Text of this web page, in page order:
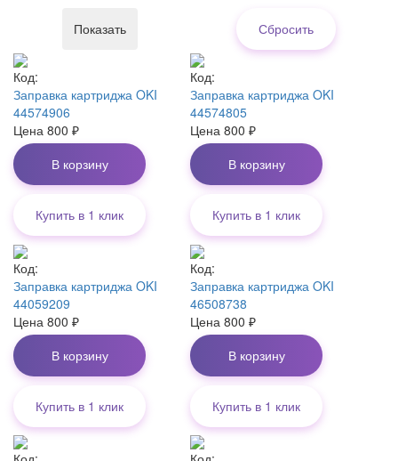
Код:
Заправка картриджа OKI
44574906
Цена 800 ₽
В корзину
Купить в 1 клик
Код:
Заправка картриджа OKI
44574805
Цена 800 ₽
В корзину
Купить в 1 клик
Код:
Заправка картриджа OKI
44059209
Цена 800 ₽
В корзину
Купить в 1 клик
Код:
Заправка картриджа OKI
46508738
Цена 800 ₽
В корзину
Купить в 1 клик